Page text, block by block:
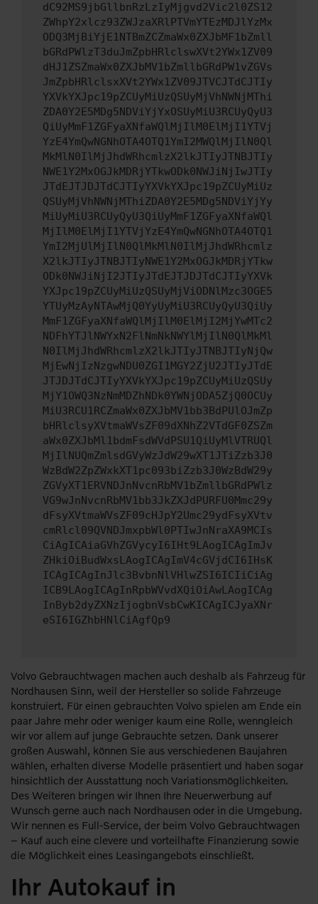
dC92MS9jbGllbnRzLzIyMjgvd2Vic2l0ZS12
ZWhpY2xlcz93ZWJzaXRlPTVmYTEzMDJlYzMx
ODQ3MjBiYjE1NTBmZCZmaWx0ZXJbMF1bZmll
bGRdPWlzT3duJmZpbHRlclswXVt2YWx1ZV09
dHJ1ZSZmaWx0ZXJbMV1bZmllbGRdPW1vZGVs
JmZpbHRlclsxXVt2YWx1ZV09JTVCJTdCJTIy
YXVkYXJpc19pZCUyMiUzQSUyMjVhNWNjMThi
ZDA0Y2E5MDg5NDViYjYxOSUyMiU3RCUyQyU3
QiUyMmF1ZGFyaXNfaWQlMjIlM0ElMjI1YTVj
YzE4YmQwNGNhOTA4OTQ1YmI2MWQlMjIlN0Ql
MkMlN0IlMjJhdWRhcmlzX2lkJTIyJTNBJTIy
NWE1Y2MxOGJkMDRjYTkwODk0NWJiNjIwJTIy
JTdEJTJDJTdCJTIyYXVkYXJpc19pZCUyMiUz
QSUyMjVhNWNjMThiZDA0Y2E5MDg5NDViYjYy
MiUyMiU3RCUyQyU3QiUyMmF1ZGFyaXNfaWQl
MjIlM0ElMjI1YTVjYzE4YmQwNGNhOTA4OTQ1
YmI2MjUlMjIlN0QlMkMlN0IlMjJhdWRhcmlz
X2lkJTIyJTNBJTIyNWE1Y2MxOGJkMDRjYTkw
ODk0NWJiNjI2JTIyJTdEJTJDJTdCJTIyYXVk
YXJpc19pZCUyMiUzQSUyMjViODNlMzc3OGE5
YTUyMzAyNTAwMjQ0YyUyMiU3RCUyQyU3QiUy
MmF1ZGFyaXNfaWQlMjIlM0ElMjI2MjYwMTc2
NDFhYTJlNWYxN2FlNmNkNWYlMjIlN0QlMkMl
N0IlMjJhdWRhcmlzX2lkJTIyJTNBJTIyNjQw
MjEwNjIzNzgwNDU0ZGI1MGY2ZjU2JTIyJTdE
JTJDJTdCJTIyYXVkYXJpc19pZCUyMiUzQSUy
MjY1OWQ3NzNmMDZhNDk0YWNjODA5ZjQ0OCUy
MiU3RCU1RCZmaWx0ZXJbMV1bb3BdPUlOJmZp
bHRlclsyXVtmaWVsZF09dXNhZ2VTdGF0ZSZm
aWx0ZXJbMl1bdmFsdWVdPSU1QiUyMlVTRUQl
MjIlNUQmZmlsdGVyWzJdW29wXT1JTiZzb3J0
WzBdW2ZpZWxkXT1pc093biZzb3J0WzBdW29y
ZGVyXT1ERVNDJnNvcnRbMV1bZmllbGRdPWlz
VG9wJnNvcnRbMV1bb3JkZXJdPURFU0Mmc29y
dFsyXVtmaWVsZF09cHJpY2Umc29ydFsyXVtv
cmRlcl09QVNDJmxpbWl0PTIwJnNraXA9MCIs
CiAgICAiaGVhZGVycyI6IHt9LAogICAgImJv
ZHkiOiBudWxsLAogICAgImV4cGVjdCI6IHsK
ICAgICAgInJlc3BvbnNlVHlwZSI6ICIiCiAg
ICB9LAogICAgInRpbWVvdXQiOiAwLAogICAg
InByb2dyZXNzIjogbnVsbCwKICAgICJyaXNr
eSI6IGZhbHNlCiAgfQp9
Volvo Gebrauchtwagen machen auch deshalb als Fahrzeug für
Nordhausen Sinn, weil der Hersteller so solide Fahrzeuge
konstruiert. Für einen gebrauchten Volvo spielen am Ende ein
paar Jahre mehr oder weniger kaum eine Rolle, wenngleich
wir vor allem auf junge Gebrauchte setzen. Dank unserer
großen Auswahl, können Sie aus verschiedenen Baujahren
wählen, erhalten diverse Modelle präsentiert und haben sogar
hinsichtlich der Ausstattung noch Variationsmöglichkeiten.
Des Weiteren bringen wir Ihnen Ihre Neuerwerbung auf
Wunsch gerne auch nach Nordhausen oder in die Umgebung.
Wir nennen es Full-Service, der beim Volvo Gebrauchtwagen
– Kauf auch eine clevere und vorteilhafte Finanzierung sowie
die Möglichkeit eines Leasingangebots einschließt.
Ihr Autokauf in